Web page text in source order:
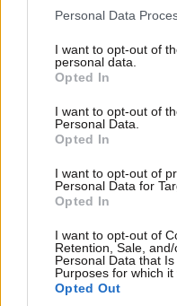
Please note that this
not limited to your visit or
grant or deny consent to
use your data for below
consent section.
Personal Data
I want to opt-out of
personal data.
Opted In
I want to opt-out of
Personal Data.
Opted In
I want to opt-out of
Personal Data for
Opted In
I want to opt-out of
Retention, Sale,
Personal Data that
Purposes for which it
Opted Out